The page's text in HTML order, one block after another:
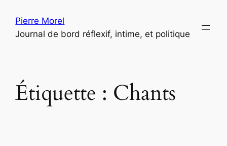
contenu
Pierre Morel
Journal de bord réflexif, intime, et politique
Étiquette : Chants